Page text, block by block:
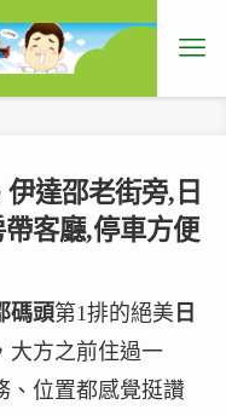
達邵老街旁,日
客廳,停車方便
碼頭第1排的絕美 日
大方之前住過一
、位置都感覺挺讚